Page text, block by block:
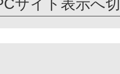
サイト表示へ